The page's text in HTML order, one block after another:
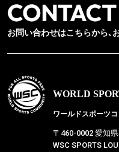
お問い合わせはこちらから､
WORLD
ワールドスポーツ
〒460-0002 愛知
WSC SPORTS